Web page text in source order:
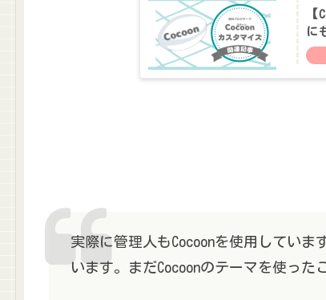
に
実際に管理人もCocoonを使用してい
います。まだCocoonのテーマを使った